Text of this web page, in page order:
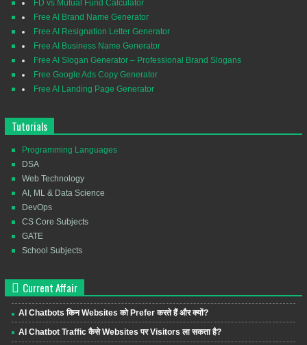
FD vs Mutual Fund Calculator
Free AI Brand Name Generator
Free AI Resignation Letter Generator
Free AI Business Name Generator
Free AI Slogan Generator – Professional Brand Slogans
Free Google Ads Copy Generator
Free AI Landing Page Generator
Tutorials
Programming Languages
DSA
Web Technology
AI, ML & Data Science
DevOps
CS Core Subjects
GATE
School Subjects
Current Affair
AI Chatbots किन Websites को Prefer करते हैं और क्यों?
AI Chatbot Traffic कैसे Websites पर Visitors ला सकता है?